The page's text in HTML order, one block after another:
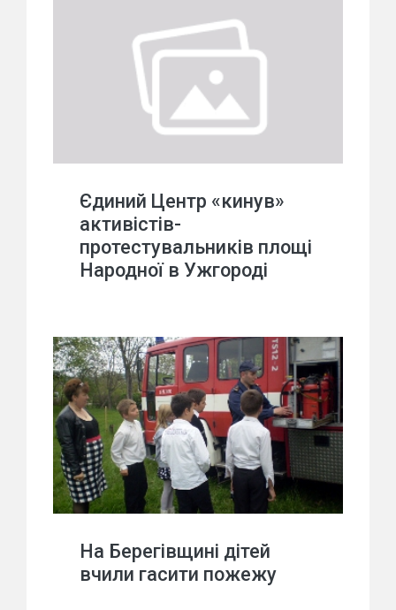
Єдиний Центр «кинув»
активістів-
протестувальників площі
Народної в Ужгороді
На Берегівщині дітей
вчили гасити пожежу